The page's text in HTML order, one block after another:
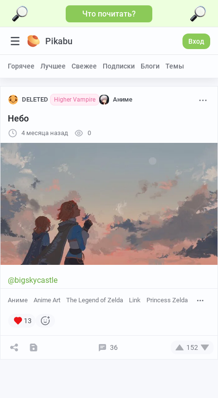
Что почитать?
Pikabu Вход
Горячее Лучшее Свежее Подписки Блоги Темы
DELETED Higher Vampire Аниме
Небо
4 месяца назад 0
@bigskycastle
Аниме Anime Art The Legend of Zelda Link Princess Zelda
13
36 152